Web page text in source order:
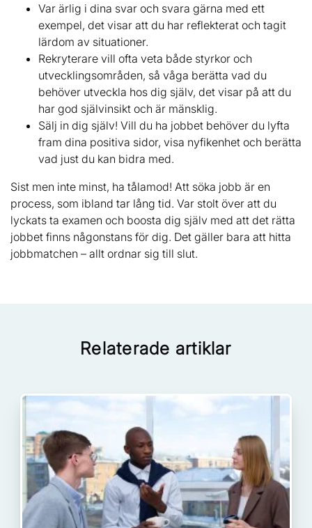
Var ärlig i dina svar och svara gärna med ett
exempel, det visar att du har reflekterat och tagit
lärdom av situationer.
Rekryterare vill ofta veta både styrkor och
utvecklingsområden, så våga berätta vad du
behöver utveckla hos dig själv, det visar på att du
har god självinsikt och är mänsklig.
Sälj in dig själv! Vill du ha jobbet behöver du lyfta
fram dina positiva sidor, visa nyfikenhet och berätta
vad just du kan bidra med.
Sist men inte minst, ha tålamod! Att söka jobb är en
process, som ibland tar lång tid. Var stolt över att du
lyckats ta examen och boosta dig själv med att det rätta
jobbet finns någonstans för dig. Det gäller bara att hitta
jobbmatchen – allt ordnar sig till slut.
Relaterade artiklar